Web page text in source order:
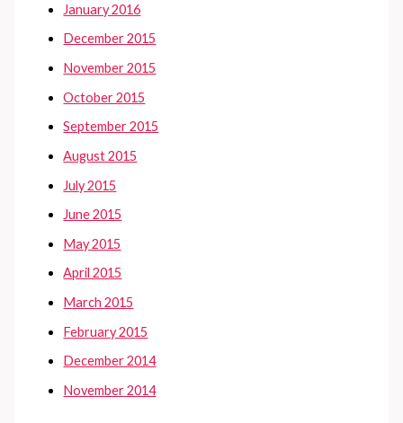
January 2016
December 2015
November 2015
October 2015
September 2015
August 2015
July 2015
June 2015
May 2015
April 2015
March 2015
February 2015
December 2014
November 2014